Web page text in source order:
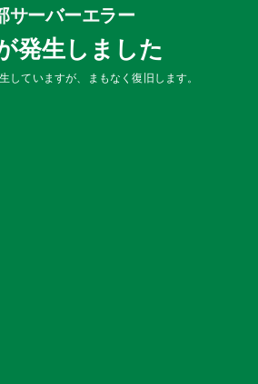
サーバーエラー
発生しました
していますが、まもなく復旧します。